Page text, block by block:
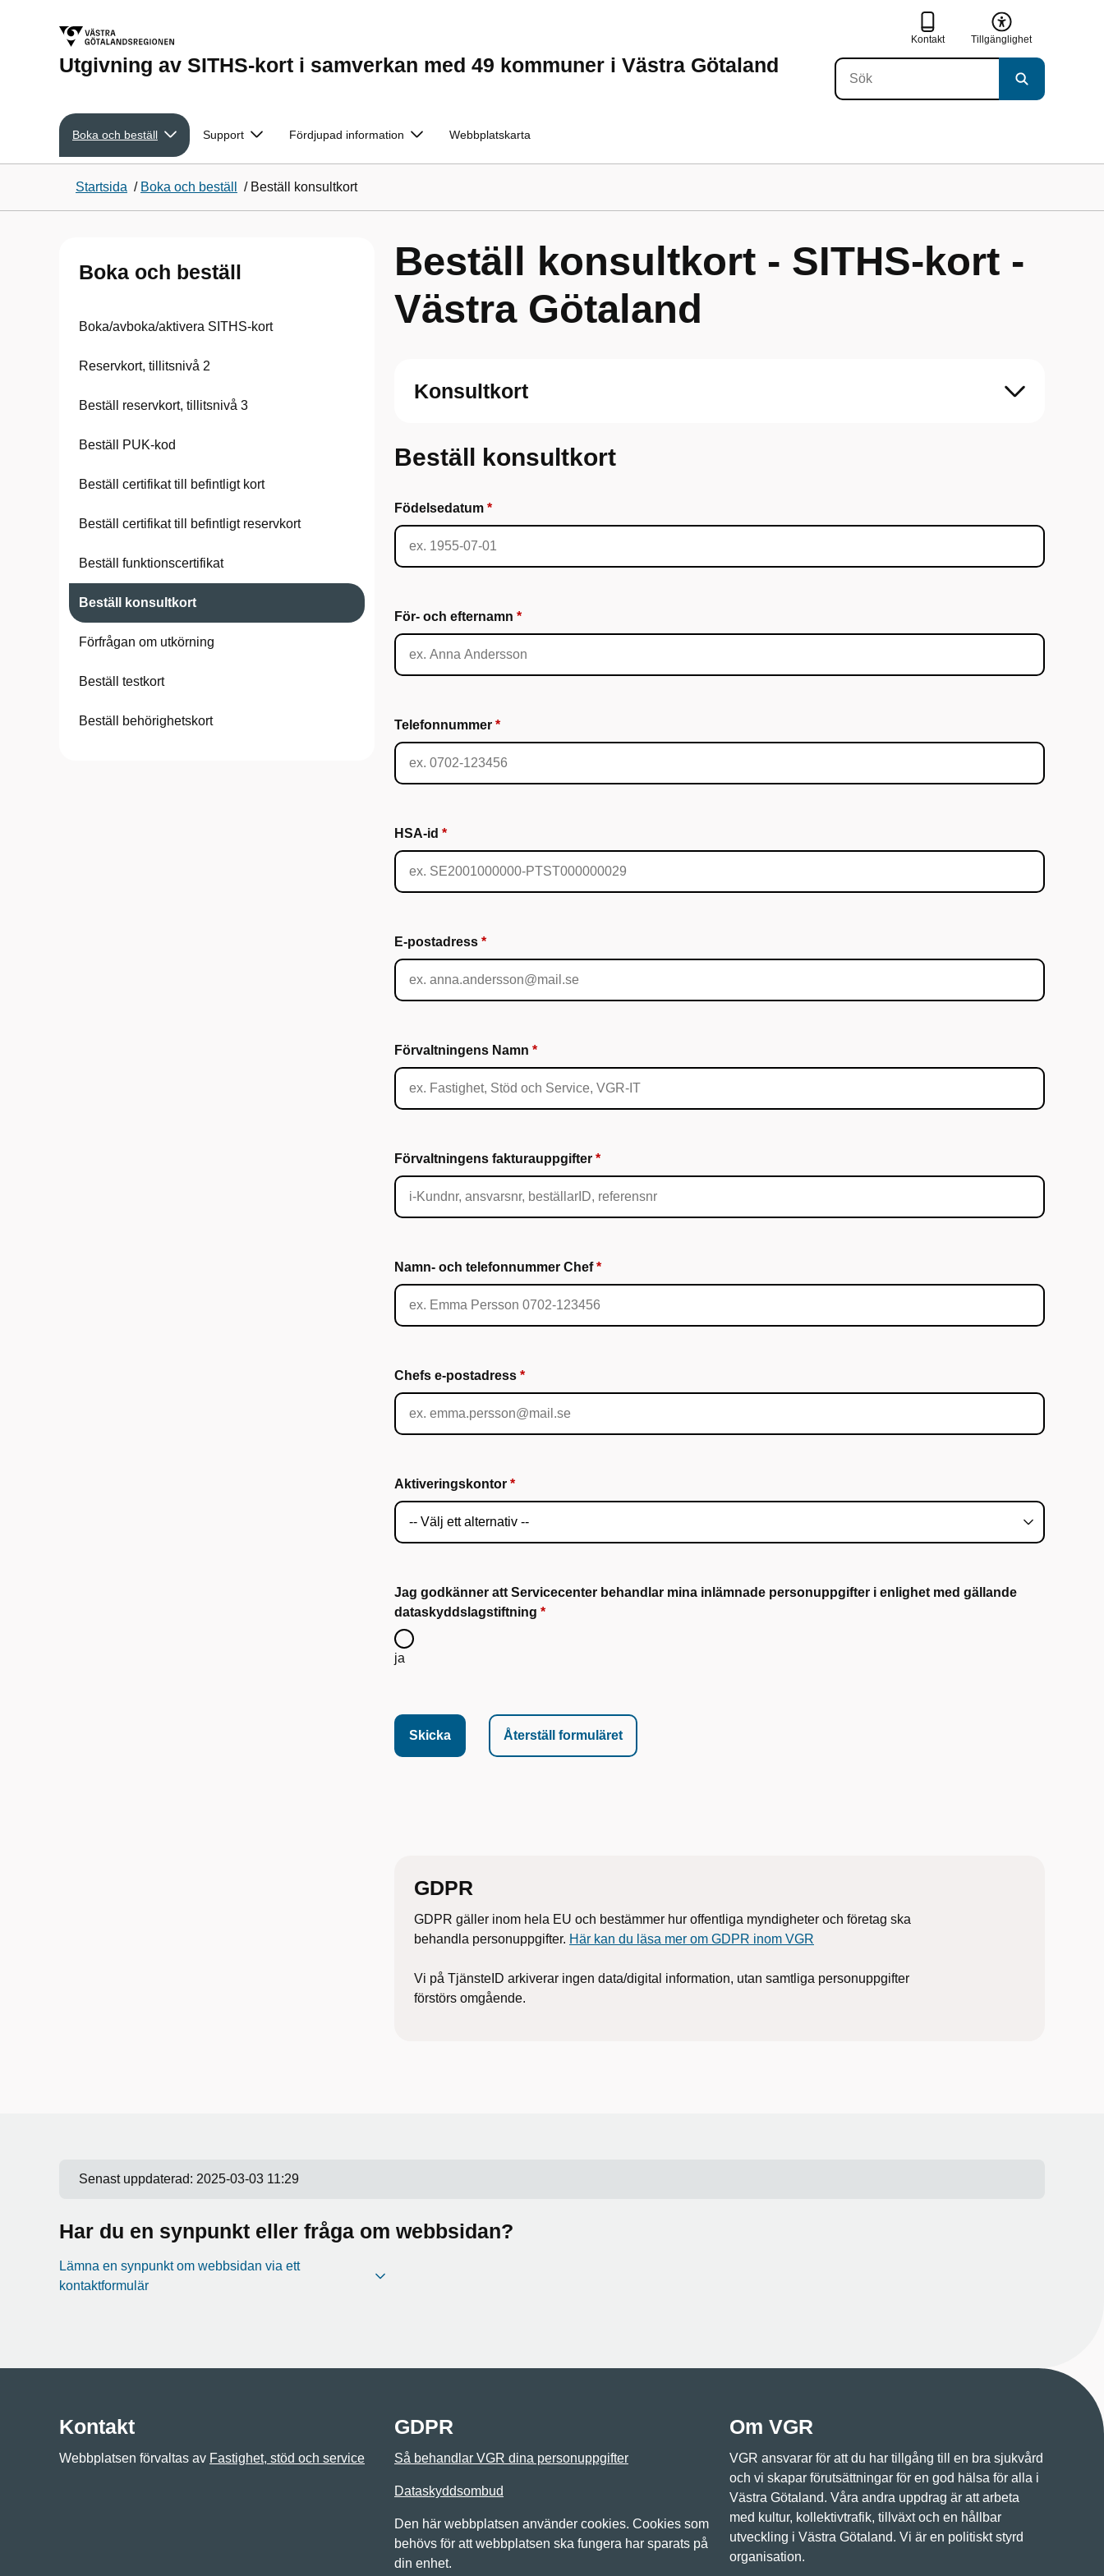
Utgivning av SITHS-kort i samverkan med 49 kommuner i Västra Götaland
Kontakt Tillgänglighet
Boka och beställ Support Fördjupad information Webbplatskarta
Startsida / Boka och beställ / Beställ konsultkort
Boka och beställ
Boka/avboka/aktivera SITHS-kort
Reservkort, tillitsnivå 2
Beställ reservkort, tillitsnivå 3
Beställ PUK-kod
Beställ certifikat till befintligt kort
Beställ certifikat till befintligt reservkort
Beställ funktionscertifikat
Beställ konsultkort
Förfrågan om utkörning
Beställ testkort
Beställ behörighetskort
Beställ konsultkort - SITHS-kort -
Västra Götaland
Konsultkort
Beställ konsultkort
Födelsedatum
För- och efternamn
Telefonnummer
HSA-id
E-postadress
Förvaltningens Namn
Förvaltningens fakturauppgifter
Namn- och telefonnummer Chef
Chefs e-postadress
Aktiveringskontor
Jag godkänner att Servicecenter behandlar mina inlämnade personuppgifter i enlighet med gällande
dataskyddslagstiftning
ja
Skicka
GDPR
GDPR gäller inom hela EU och bestämmer hur offentliga myndigheter och företag ska
behandla personuppgifter. Här kan du läsa mer om GDPR inom VGR
Vi på TjänsteID arkiverar ingen data/digital information, utan samtliga personuppgifter
förstörs omgående.
Senast uppdaterad: 2025-03-03 11:29
Har du en synpunkt eller fråga om webbsidan?
Lämna en synpunkt om webbsidan via ett
kontaktformulär
Kontakt
Webbplatsen förvaltas av Fastighet, stöd och service
GDPR
Så behandlar VGR dina personuppgifter
Dataskyddsombud
Den här webbplatsen använder cookies. Cookies som
behövs för att webbplatsen ska fungera har sparats på
din enhet.
Om VGR
VGR ansvarar för att du har tillgång till en bra sjukvård
och vi skapar förutsättningar för en god hälsa för alla i
Västra Götaland. Våra andra uppdrag är att arbeta
med kultur, kollektivtrafik, tillväxt och en hållbar
utveckling i Västra Götaland. Vi är en politiskt styrd
organisation.